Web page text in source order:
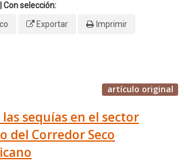
Con selección:
Exportar Imprimir
artículo original
sequías en el sector
del Corredor Seco